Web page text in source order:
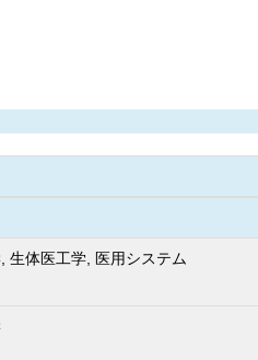
生体医工学, 医用システム